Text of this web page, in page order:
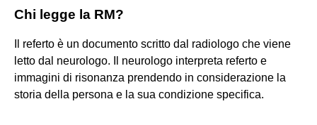
Chi legge la RM?
Il referto è un documento scritto dal radiologo che viene
letto dal neurologo. Il neurologo interpreta referto e
immagini di risonanza prendendo in considerazione la
storia della persona e la sua condizione specifica.